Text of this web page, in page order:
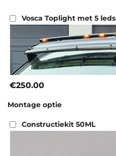
Vosca Toplight met 5 leds
€250.00
Montage optie
Constructiekit 50ML